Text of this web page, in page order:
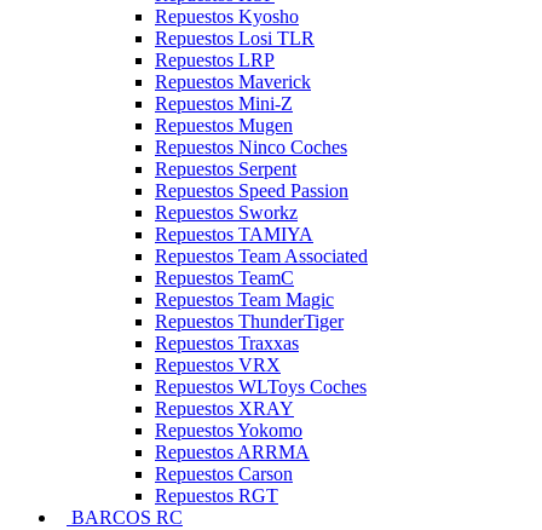
Repuestos Kyosho
Repuestos Losi TLR
Repuestos LRP
Repuestos Maverick
Repuestos Mini-Z
Repuestos Mugen
Repuestos Ninco Coches
Repuestos Serpent
Repuestos Speed Passion
Repuestos Sworkz
Repuestos TAMIYA
Repuestos Team Associated
Repuestos TeamC
Repuestos Team Magic
Repuestos ThunderTiger
Repuestos Traxxas
Repuestos VRX
Repuestos WLToys Coches
Repuestos XRAY
Repuestos Yokomo
Repuestos ARRMA
Repuestos Carson
Repuestos RGT
BARCOS RC